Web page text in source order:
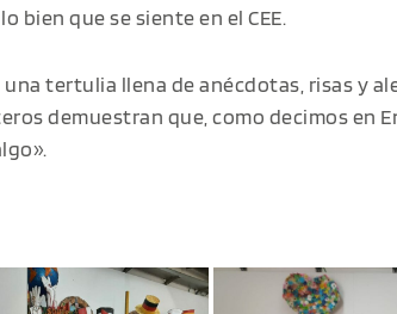
bien que se siente en el CEE.
una tertulia llena de anécdotas, risas y
demuestran que, como decimos en